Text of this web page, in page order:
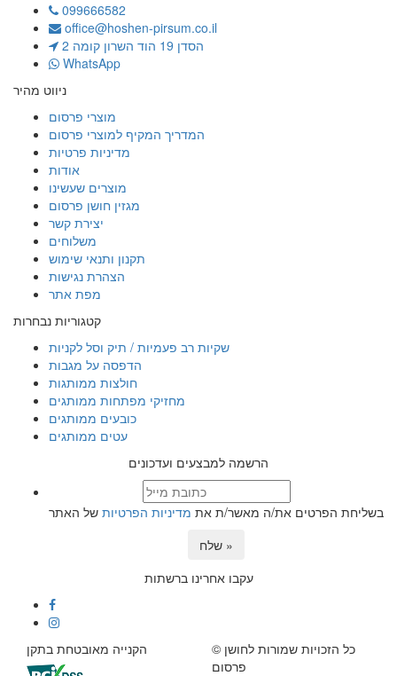
099666582
office@hoshen-pirsum.co.il
הסדן 19 הוד השרון קומה 2
WhatsApp
ניווט מהיר
מוצרי פרסום
המדריך המקיף למוצרי פרסום
מדיניות פרטיות
אודות
מוצרים שעשינו
מגזין חושן פרסום
יצירת קשר
משלוחים
תקנון ותנאי שימוש
הצהרת נגישות
מפת אתר
קטגוריות נבחרות
שקיות רב פעמיות / תיק וסל לקניות
הדפסה על מגבות
חולצות ממותגות
מחזיקי מפתחות ממותגים
כובעים ממותגים
עטים ממותגים
הרשמה למבצעים ועדכונים
בשליחת הפרטים את/ה מאשר/ת את מדיניות הפרטיות של האתר
שלח »
עקבו אחרינו ברשתות
© כל הזכויות שמורות לחושן
פרסום
הקנייה מאובטחת בתקן